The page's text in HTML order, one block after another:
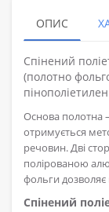
ОПИС
Спінений
(полотно
Основа полотна
отримується
речовин. Дві
полірованою
фольги
Спінений